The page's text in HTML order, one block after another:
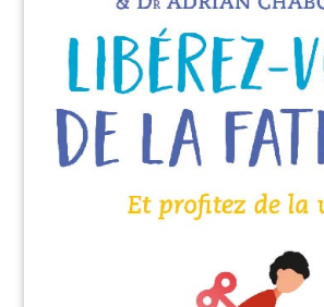
Top Nature
« Par cet ouvrage, Léonard Anthony
finesse et doigté les propos qu’il a
ses nombreuses discussions avec
Un livre à déguster sans modération. »
Hypnose et thérapies brèves